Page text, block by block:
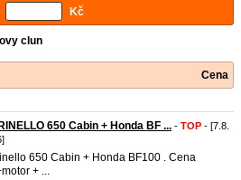
Kč
clun
Cena
650 Cabin + Honda BF ... - TOP - [7.8.
650 Cabin + Honda BF100 . Cena
+ ...